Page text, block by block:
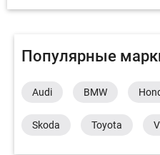
Популярные
Audi BMW
Skoda Toyota